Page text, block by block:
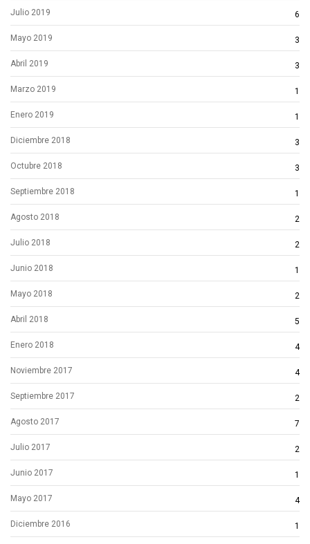
Julio 2019 6
Mayo 2019 3
Abril 2019 3
Marzo 2019 1
Enero 2019 1
Diciembre 2018 3
Octubre 2018 3
Septiembre 2018 1
Agosto 2018 2
Julio 2018 2
Junio 2018 1
Mayo 2018 2
Abril 2018 5
Enero 2018 4
Noviembre 2017 4
Septiembre 2017 2
Agosto 2017 7
Julio 2017 2
Junio 2017 1
Mayo 2017 4
Diciembre 2016 1